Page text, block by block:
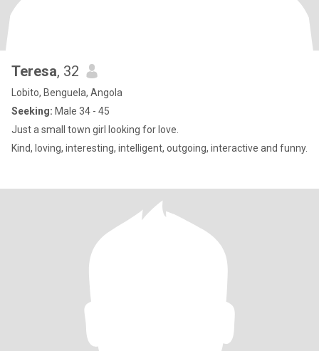
Teresa, 32
Lobito, Benguela, Angola
Seeking: Male 34 - 45
Just a small town girl looking for love.
Kind, loving, interesting, intelligent, outgoing, interactive and funny.